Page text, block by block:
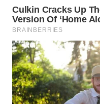
WAHANA
PERSONA
WAHANA
OTOMOTIF
WAHANA
HEALTH